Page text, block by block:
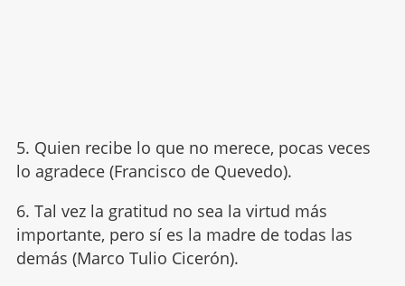
5. Quien recibe lo que no merece, pocas veces
lo agradece (Francisco de Quevedo).
6. Tal vez la gratitud no sea la virtud más
importante, pero sí es la madre de todas las
demás (Marco Tulio Cicerón).